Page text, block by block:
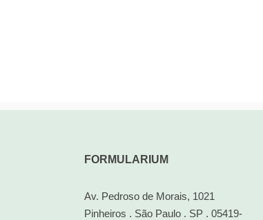
FORMULARIUM
Av. Pedroso de Morais, 1021
Pinheiros . São Paulo . SP . 05419-